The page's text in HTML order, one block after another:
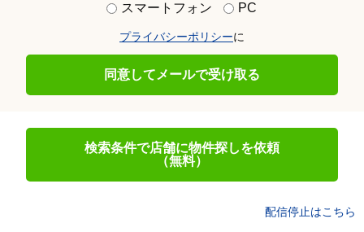
スマートフォン PC
プライバシーポリシーに
同意してメールで受け取る
検索条件で店舗に物件探しを依頼
（無料）
配信停止はこちら